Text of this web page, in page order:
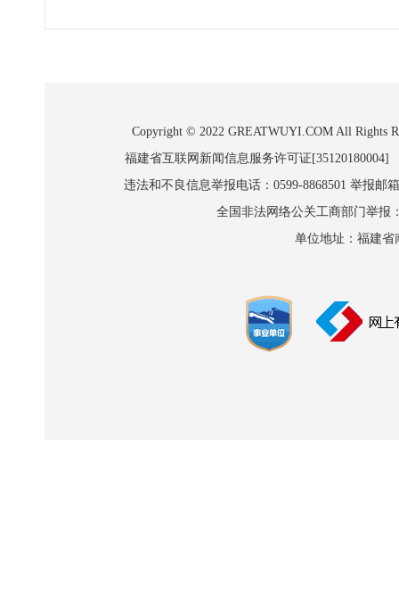
Copyright © 2022 GREATWUYI.COM All Rights
福建省互联网新闻信息服务许可证
违法和不良信息举报电话：0599-8868501 举报邮
全国非法网络公关工商部门举报
单位地址：福建省